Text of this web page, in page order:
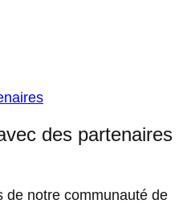
des partenaires
de notre communauté de